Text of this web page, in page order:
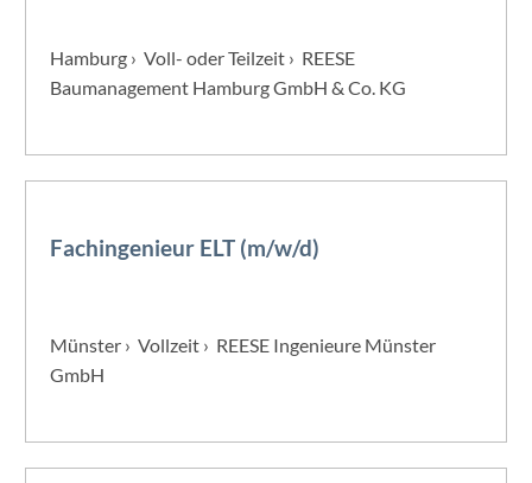
Hamburg › Voll- oder Teilzeit › REESE
Baumanagement Hamburg GmbH & Co. KG
Fachingenieur ELT (m/w/d)
Münster › Vollzeit › REESE Ingenieure Münster
GmbH